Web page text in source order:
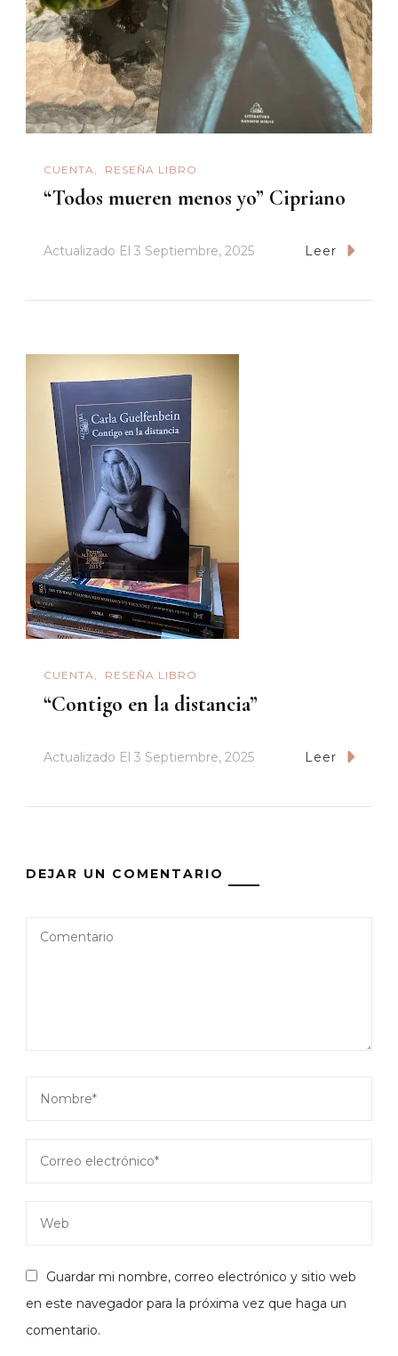
CUENTA RESEÑA LIBRO
“Todos mueren menos yo” Cipriano
Actualizado El 3 Septiembre, 2025 Leer
CUENTA RESEÑA LIBRO
“Contigo en la distancia”
Actualizado El 3 Septiembre, 2025 Leer
DEJAR UN COMENTARIO
Guardar mi nombre, correo electrónico y sitio web
en este navegador para la próxima vez que haga un
comentario.